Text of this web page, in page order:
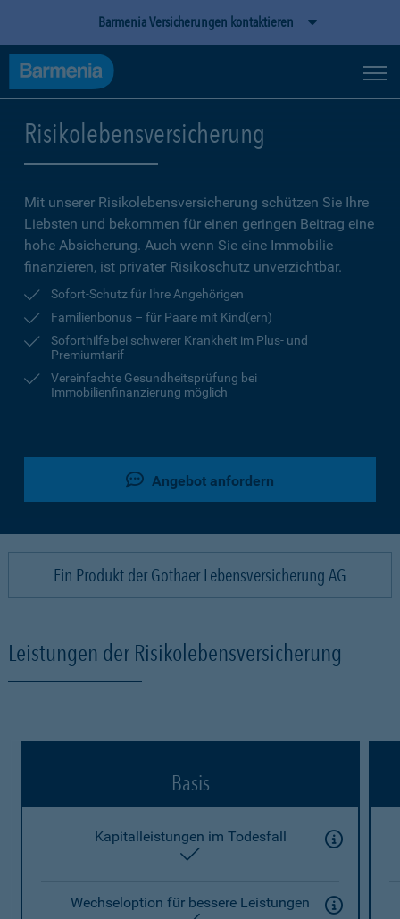
Barmenia Versicherungen kontaktieren
Risikolebensversicherung
Mit unserer Risikolebensversicherung schützen Sie Ihre
Liebsten und bekommen für einen geringen Beitrag eine
hohe Ab­sicherung. Auch wenn Sie eine Immobilie
finanzieren, ist privater Risikoschutz unverzichtbar.
Sofort-Schutz für Ihre Angehörigen
Familienbonus – für Paare mit Kind(ern)
Soforthilfe bei schwerer Krankheit im Plus- und
Premiumtarif
Vereinfachte Gesundheitsprüfung bei
Immobilienfinanzierung möglich
Angebot anfordern
Ein Produkt der Gothaer Lebensversicherung AG
Leistungen der Risikolebensversicherung
Basis
Kapitalleistungen im Todesfall
Wechseloption für bessere Leistungen